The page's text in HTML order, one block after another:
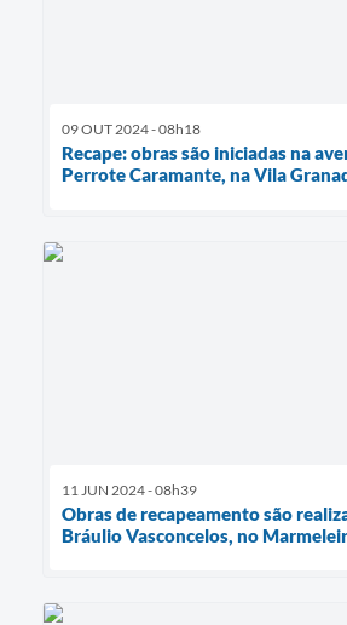
09 OUT 2024 - 08h18
Recape: obras são iniciadas na
Perrote Caramante, na Vila
11 JUN 2024 - 08h39
Obras de recapeamento são
Bráulio Vasconcelos, no